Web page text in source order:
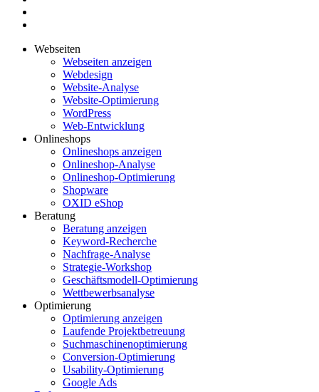
Webseiten
Webseiten anzeigen
Webdesign
Website-Analyse
Website-Optimierung
WordPress
Web-Entwicklung
Onlineshops
Onlineshops anzeigen
Onlineshop-Analyse
Onlineshop-Optimierung
Shopware
OXID eShop
Beratung
Beratung anzeigen
Keyword-Recherche
Nachfrage-Analyse
Strategie-Workshop
Geschäftsmodell-Optimierung
Wettbewerbsanalyse
Optimierung
Optimierung anzeigen
Laufende Projektbetreuung
Suchmaschinenoptimierung
Conversion-Optimierung
Usability-Optimierung
Google Ads